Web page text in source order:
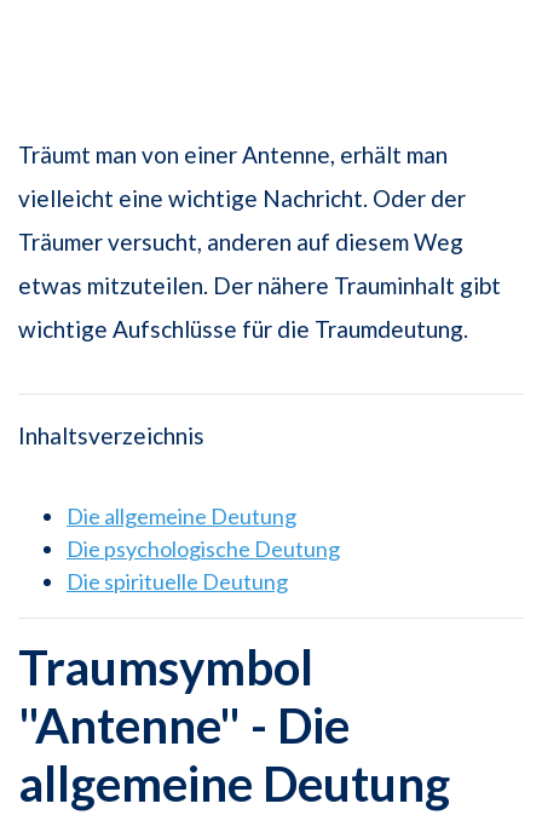
Träumt man von einer Antenne, erhält man
vielleicht eine wichtige Nachricht. Oder der
Träumer versucht, anderen auf diesem Weg
etwas mitzuteilen. Der nähere Trauminhalt gibt
wichtige Aufschlüsse für die Traumdeutung.
Inhaltsverzeichnis
Die allgemeine Deutung
Die psychologische Deutung
Die spirituelle Deutung
Traumsymbol
"Antenne" - Die
allgemeine Deutung